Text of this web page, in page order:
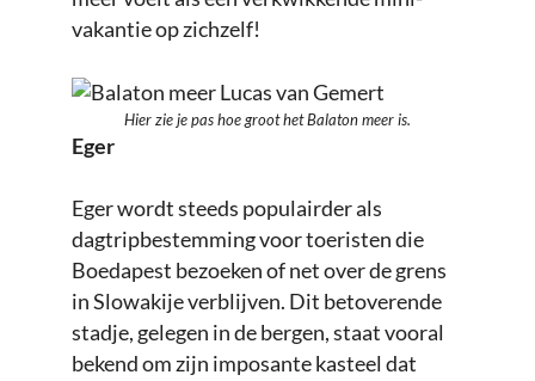
vakantie op zichzelf!
Hier zie je pas hoe groot het Balaton meer is.
Eger
Eger wordt steeds populairder als
dagtripbestemming voor toeristen die
Boedapest bezoeken of net over de grens
in Slowakije verblijven. Dit betoverende
stadje, gelegen in de bergen, staat vooral
bekend om zijn imposante kasteel dat